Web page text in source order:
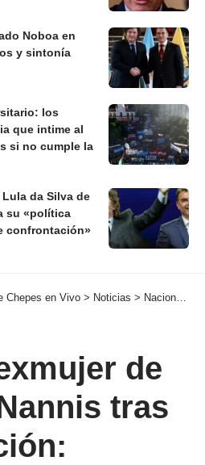
Noboa en
y sintonía
los
que intime al
si no cumple la
da Silva de
su «política
confrontación»
Chepes en Vivo > Noticias > Nacionales
de
tras